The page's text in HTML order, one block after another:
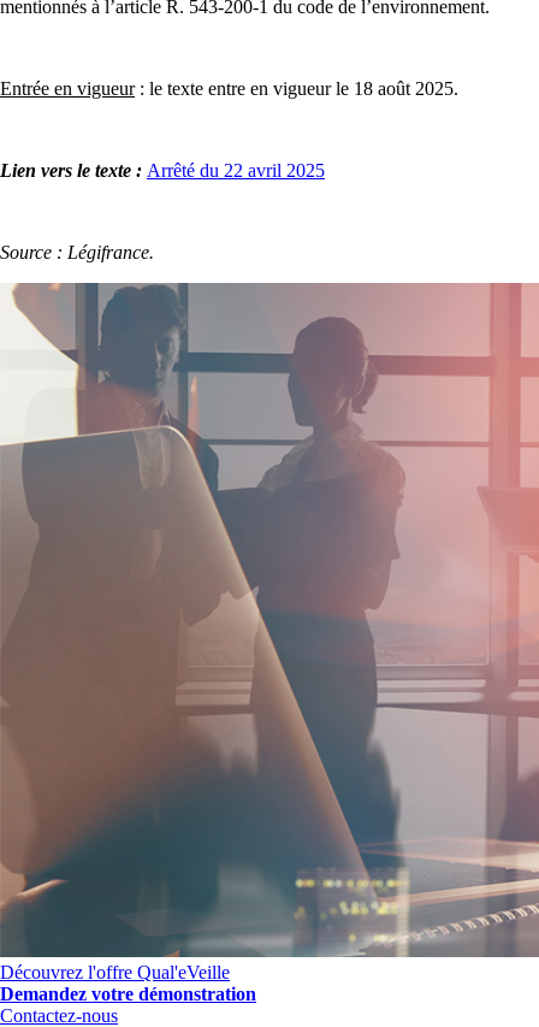
mentionnés à l’article R. 543-200-1 du code de l’environnement.
Entrée en vigueur: le texte entre en vigueur le 18 août 2025.
Lien vers le texte : Arrêté du 22 avril 2025
Source : Légifrance.
Découvrez l'offre Qual'eVeille
Demandez votre démonstration
Contactez-nous